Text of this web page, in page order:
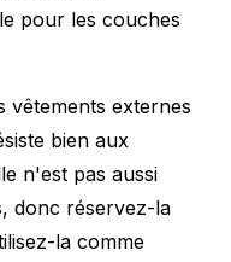
pour les couches
vêtements externes
bien aux
n'est pas aussi
donc réservez-la
la comme